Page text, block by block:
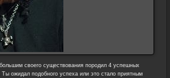
своего существования породил 4 успешных
ожидал подобного успеха или это стало приятным